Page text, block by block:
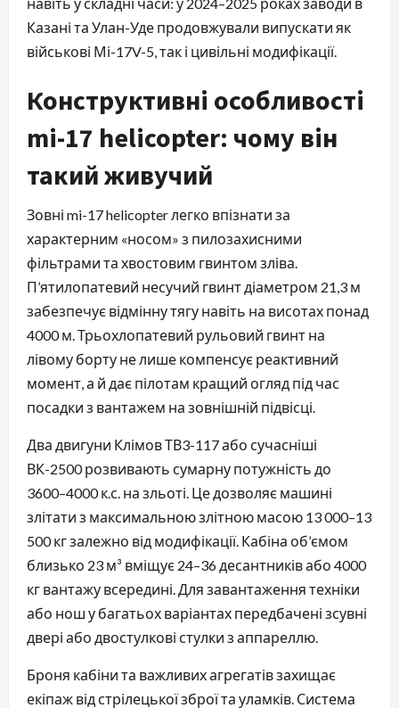
Казані та Улан-Уде продовжували випускати як
військові Мі-17V-5, так і цивільні модифікації.
Конструктивні особливості
mi-17 helicopter: чому він
такий живучий
Зовні mi-17 helicopter легко впізнати за
характерним «носом» з пилозахисними
фільтрами та хвостовим гвинтом зліва.
П’ятилопатевий несучий гвинт діаметром 21,3 м
забезпечує відмінну тягу навіть на висотах понад
4000 м. Трьохлопатевий рульовий гвинт на
лівому борту не лише компенсує реактивний
момент, а й дає пілотам кращий огляд під час
посадки з вантажем на зовнішній підвісці.
Два двигуни Клімов ТВ3-117 або сучасніші
ВК-2500 розвивають сумарну потужність до
3600–4000 к.с. на зльоті. Це дозволяє машині
злітати з максимальною злітною масою 13 000–13
500 кг залежно від модифікації. Кабіна об’ємом
близько 23 м³ вміщує 24–36 десантників або 4000
кг вантажу всередині. Для завантаження техніки
або нош у багатьох варіантах передбачені зсувні
двері або двостулкові стулки з аппареллю.
Броня кабіни та важливих агрегатів захищає
екіпаж від стрілецької зброї та уламків. Система